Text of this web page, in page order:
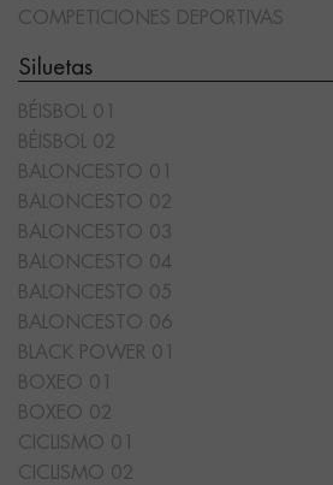
COMPETICIONES DEPORTIVAS
Siluetas
BÉISBOL 01
BÉISBOL 02
BALONCESTO 01
BALONCESTO 02
BALONCESTO 03
BALONCESTO 04
BALONCESTO 05
BALONCESTO 06
BLACK POWER 01
BOXEO 01
BOXEO 02
CICLISMO 01
CICLISMO 02